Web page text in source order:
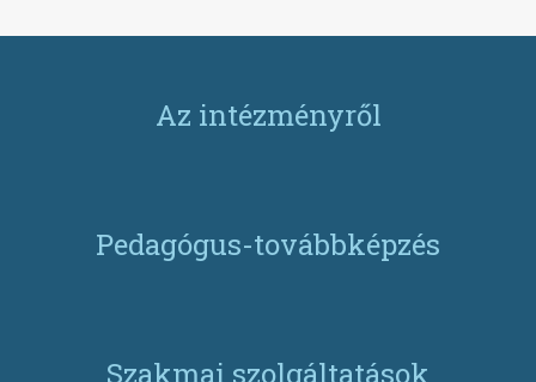
Az intézményről
Pedagógus-továbbképzés
Szakmai szolgáltatások